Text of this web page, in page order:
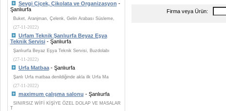
Sevgi Çiçek, Çikolata ve Organizasyon -
Şanlıurfa
Buket, Aranjman, Çelenk, Gelin Arabası Süsleme,
(27-11-2022)
Urfam Teknik Şanlıurfa Beyaz Eşya
Teknik Servisi- Şanlıurfa
Şanlıurfa Beyaz Eşya Teknik Servisi, Buzdolabı
(27-11-2022)
Urfa Matbaa- Şanlıurfa
Şanlı Urfa matbaa denildiğinde akla ilk Urfa Ma
(27-11-2022)
maximum çalışma salonu - Şanlıurfa
SINIRSIZ WİFİ KİŞİYE ÖZEL DOLAP VE MASALAR
T
Firma veya Ürün: